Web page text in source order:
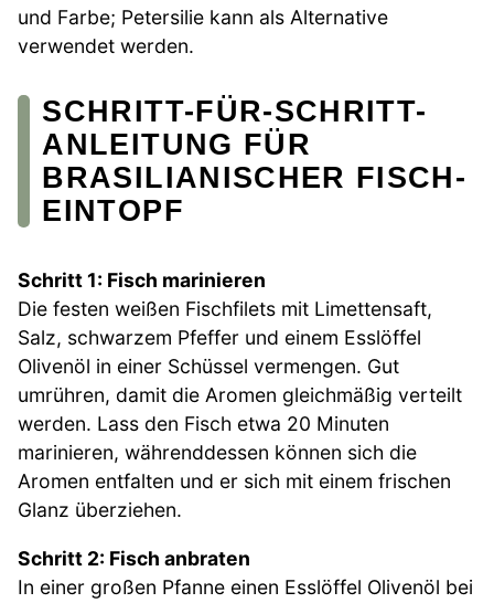
und Farbe; Petersilie kann als Alternative
verwendet werden.
SCHRITT-FÜR-SCHRITT-
ANLEITUNG FÜR
BRASILIANISCHER FISCH-
EINTOPF
Schritt 1: Fisch marinieren
Die festen weißen Fischfilets mit Limettensaft,
Salz, schwarzem Pfeffer und einem Esslöffel
Olivenöl in einer Schüssel vermengen. Gut
umrühren, damit die Aromen gleichmäßig verteilt
werden. Lass den Fisch etwa 20 Minuten
marinieren, währenddessen können sich die
Aromen entfalten und er sich mit einem frischen
Glanz überziehen.
Schritt 2: Fisch anbraten
In einer großen Pfanne einen Esslöffel Olivenöl bei